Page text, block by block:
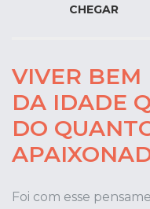
CHEGAR
VIVER BEM
DA IDADE
DO
Foi com esse